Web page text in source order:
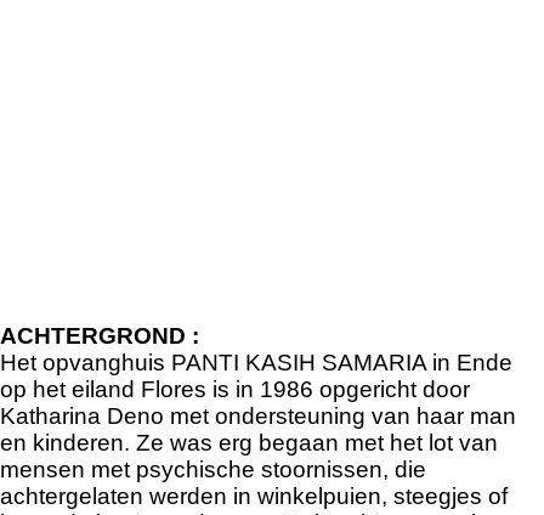
ACHTERGROND :
Het opvanghuis PANTI KASIH SAMARIA in Ende
op het eiland Flores is in 1986 opgericht door
Katharina Deno met ondersteuning van haar man
en kinderen. Ze was erg begaan met het lot van
mensen met psychische stoornissen, die
achtergelaten werden in winkelpuien, steegjes of